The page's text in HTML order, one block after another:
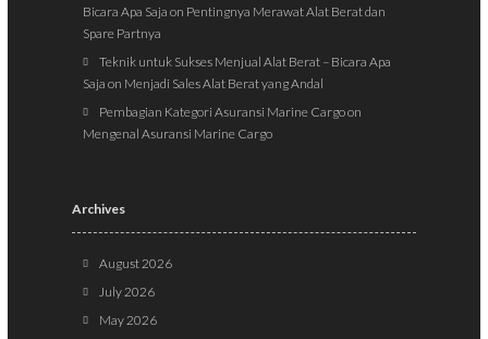
Bicara Apa Saja on Pentingnya Merawat Alat Berat dan
Spare Partnya
Teknik untuk Sukses Menjual Alat Berat – Bicara Apa
Saja on Menjadi Sales Alat Berat yang Andal
Pembagian Kategori Asuransi Marine Cargoon
Mengenal Asuransi Marine Cargo
Archives
August 2026
July 2026
May 2026